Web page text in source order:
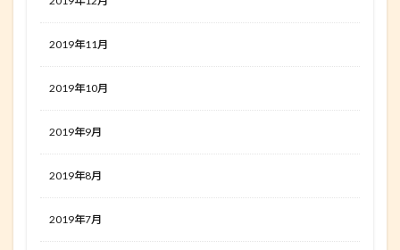
2019年11月
2019年10月
2019年9月
2019年8月
2019年7月